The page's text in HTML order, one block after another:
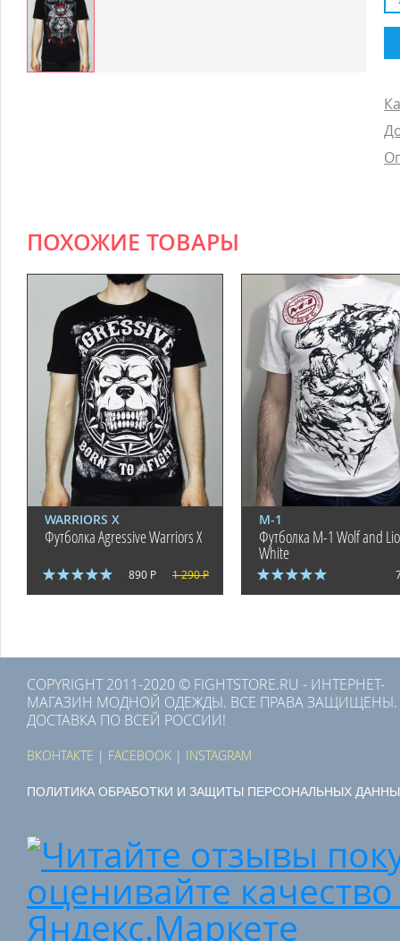
ПОХОЖИЕ ТОВАРЫ
WARRIORS X
Футболка Agressive Warriors X
890 Р 1 290 Р
М-1
Футболка M-1 Wolf and
White
COPYRIGHT 2011-2020 © FIGHTSTORE.RU - ИНТЕРНЕТ-
МАГАЗИН МОДНОЙ ОДЕЖДЫ. ВСЕ ПРАВА ЗАЩИЩЕНЫ.
ДОСТАВКА ПО ВСЕЙ РОССИИ!
ВКОНТАКТЕ | FACEBOOK | INSTAGRAM
ПОЛИТИКА ОБРАБОТКИ И ЗАЩИТЫ ПЕРСОНАЛЬНЫХ